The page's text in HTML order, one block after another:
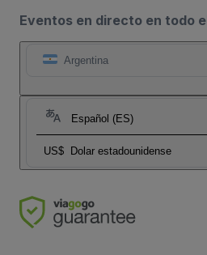
Eventos en directo en todo
Argentina
Español (ES)
US$ Dolar estadounidense